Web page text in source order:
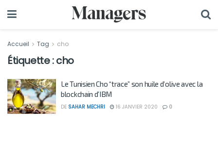
Accueil Tag cho
Étiquette :cho
Le Tunisien Cho “trace” son huile d’olive avec la
blockchain d’IBM
DE SAHAR MECHRI 16 JANVIER 2020 0